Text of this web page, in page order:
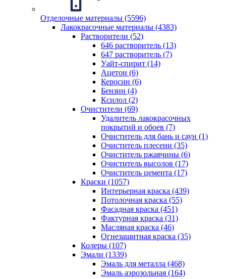
Отделочные материалы (5596)
Лакокрасочные материалы (4383)
Растворители (52)
646 растворитель (13)
647 растворитель (7)
Уайт-спирит (14)
Ацетон (6)
Керосин (6)
Бензин (4)
Ксилол (2)
Очистители (69)
Удалитель лакокрасочных
покрытий и обоев (7)
Очиститель для бань и саун (1)
Очиститель плесени (35)
Очиститель ржавчины (6)
Очиститель высолов (17)
Очиститель цемента (17)
Краски (1057)
Интерьерная краска (439)
Потолочная краска (55)
Фасадная краска (451)
Фактурная краска (31)
Масляная краска (46)
Огнезащитная краска (35)
Колеры (107)
Эмали (1339)
Эмаль для металла (468)
Эмаль аэрозольная (164)